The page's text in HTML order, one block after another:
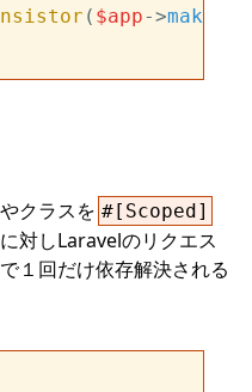
( $app->make
クラスを #[Scoped]
対しLaravelのリクエス
１回だけ依存解決される